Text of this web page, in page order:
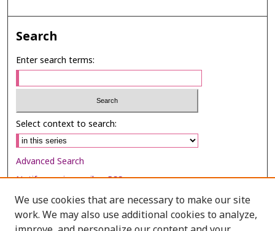
Search
Enter search terms:
Select context to search:
Advanced Search
Notify me via email orRSS
Browse
We use cookies that are necessary to make our site
work. We may also use additional cookies to analyze,